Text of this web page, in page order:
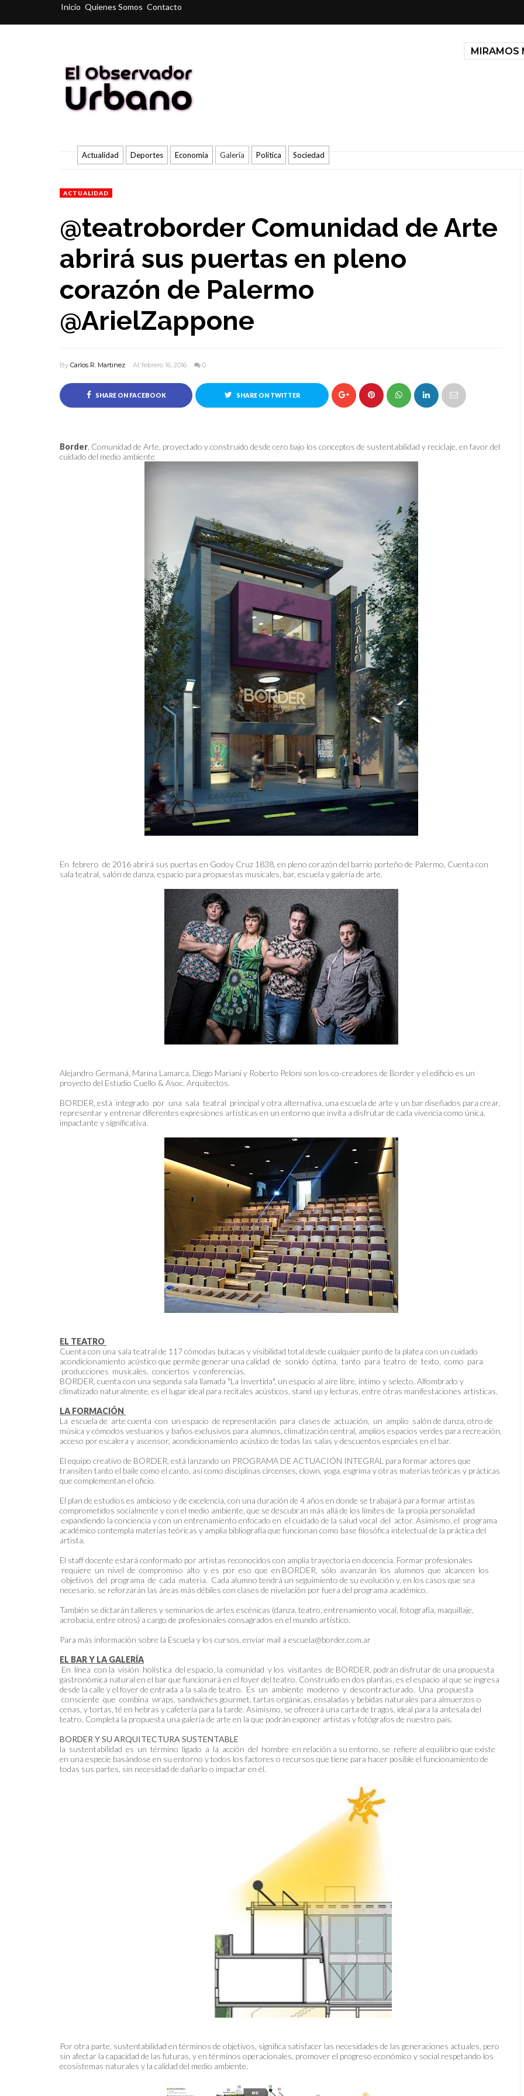
Inicio Quienes Somos Contacto
MIRAMOS
Actualidad Deportes Economía Galería Politica Sociedad
ACTUALIDAD
@teatroborder Comunidad de Arte
abrirá sus puertas en pleno
corazón de Palermo
@ArielZappone
By Carlos R. Martinez At febrero 16, 2016 0
SHARE ON FACEBOOK SHARE ON TWITTER
Border , Comunidad de Arte, proyectado y construido desde cero bajo los conceptos de sustentabilidad y reciclaje, en favor del
cuidado del medio ambiente
En febrero de 2016 abrirá sus puertas en Godoy Cruz 1838, en pleno corazón del barrio porteño de Palermo, Cuenta con
sala teatral, salón de danza, espacio para propuestas musicales, bar, escuela y galería de arte.
Alejandro Germaná, Marina Lamarca, Diego Mariani y Roberto Peloni son los co-creadores de Border y el edificio es un
proyecto del Estudio Cuello & Asoc. Arquitectos.
BORDER, está integrado por una sala teatral principal y otra alternativa, una escuela de arte y un bar diseñados para crear,
representar y entrenar diferentes expresiones artísticas en un entorno que invita a disfrutar de cada vivencia como única,
impactante y significativa.
EL TEATRO
Cuenta con una sala teatral de 117 cómodas butacas y visibilidad total desde cualquier punto de la platea con un cuidado
acondicionamiento acústico que permite generar una calidad de sonido óptima, tanto para teatro de texto, como para
producciones musicales, conciertos y conferencias.
BORDER, cuenta con una segunda sala llamada "La Invertida", un espacio al aire libre, íntimo y selecto. Alfombrado y
climatizado naturalmente, es el lugar ideal para recitales acústicos, stand up y lecturas, entre otras manifestaciones artísticas.
LA FORMACIÓN
La escuela de arte cuenta con un espacio de representación para clases de actuación, un amplio salón de danza, otro de
música y cómodos vestuarios y baños exclusivos para alumnos, climatización central, amplios espacios verdes para recreación,
acceso por escalera y ascensor, acondicionamiento acústico de todas las salas y descuentos especiales en el bar.
El equipo creativo de BORDER, está lanzando un PROGRAMA DE ACTUACIÓN INTEGRAL para formar actores que
transiten tanto el baile como el canto, así como disciplinas circenses, clown, yoga, esgrima y otras materias teóricas y prácticas
que complementan el oficio.
El plan de estudios es ambicioso y de excelencia, con una duración de 4 años en donde se trabajará para formar artistas
comprometidos socialmente y con el medio ambiente, que se descubran más allá de los límites de la propia personalidad
expandiendo la conciencia y con un entrenamiento enfocado en el cuidado de la salud vocal del actor. Asimismo, el programa
académico contempla materias teóricas y amplia bibliografía que funcionan como base filosófica intelectual de la práctica del
artista.
El staff docente estará conformado por artistas reconocidos con amplia trayectoria en docencia. Formar profesionales
requiere un nivel de compromiso alto y es por eso que en BORDER, sólo avanzarán los alumnos que alcancen los
objetivos del programa de cada materia. Cada alumno tendrá un seguimiento de su evolución y, en los casos que sea
necesario, se reforzarán las áreas más débiles con clases de nivelación por fuera del programa académico.
También se dictarán talleres y seminarios de artes escénicas (danza, teatro, entrenamiento vocal, fotografía, maquillaje,
acrobacia, entre otros) a cargo de profesionales consagrados en el mundo artístico.
Para más información sobre la Escuela y los cursos, enviar mail a escuela@border.com.ar
EL BAR Y LA GALERÍA
En línea con la visión holística del espacio, la comunidad y los visitantes de BORDER, podrán disfrutar de una propuesta
gastronómica natural en el bar que funcionará en el foyer del teatro. Construido en dos plantas, es el espacio al que se ingresa
desde la calle y el foyer de entrada a la sala de teatro. Es un ambiente moderno y descontracturado. Una propuesta
consciente que combina wraps, sandwiches gourmet, tartas orgánicas, ensaladas y bebidas naturales para almuerzos o
cenas, y tortas, té en hebras y cafetería para la tarde. Asimismo, se ofrecerá una carta de tragos, ideal para la antesala del
teatro. Completa la propuesta una galería de arte en la que podrán exponer artistas y fotógrafos de nuestro país.
BORDER Y SU ARQUITECTURA SUSTENTABLE
la sustentabilidad es un término ligado a la acción del hombre en relación a su entorno, se refiere al equilibrio que existe
en una especie basándose en su entorno y todos los factores o recursos que tiene para hacer posible el funcionamiento de
todas sus partes, sin necesidad de dañarlo o impactar en él.
Por otra parte, sustentabilidad en términos de objetivos, significa satisfacer las necesidades de las generaciones actuales, pero
sin afectar la capacidad de las futuras, y en términos operacionales, promover el progreso económico y social respetando los
ecosistemas naturales y la calidad del medio ambiente.